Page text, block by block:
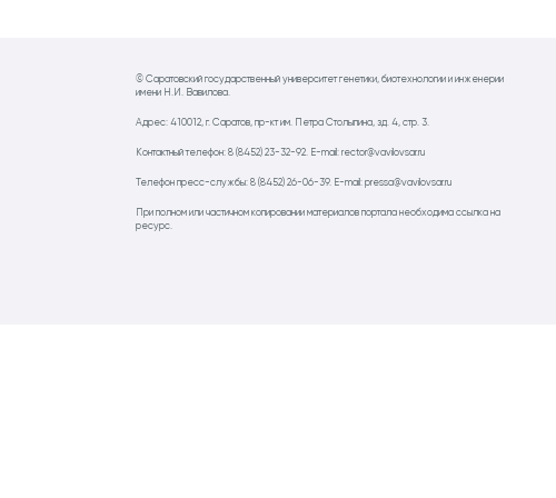
© Саратовский государственный университет генетики, биотехнологии и инженерии
имени Н.И. Вавилова.
Адрес: 410012, г. Саратов, пр-кт им. Петра Столыпина, зд. 4, стр. 3.
Контактный телефон: 8 (8452) 23-32-92. E-mail: rector@vavilovsar.ru
Телефон пресс-службы: 8 (8452) 26-06-39. E-mail: pressa@vavilovsar.ru
При полном или частичном копировании материалов портала необходима ссылка на
ресурс.